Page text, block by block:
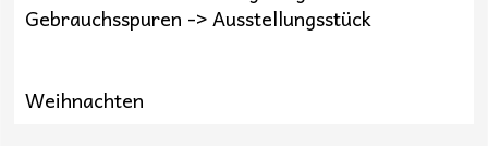
Gebrauchsspuren -> Ausstellungsstück
Weihnachten